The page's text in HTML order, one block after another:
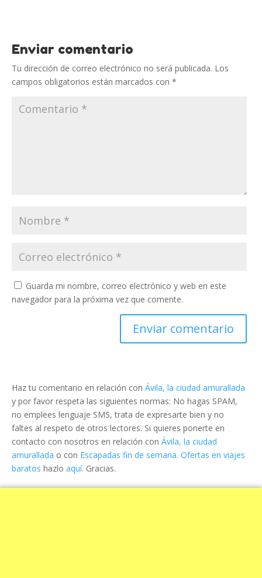
Enviar comentario
Tu dirección de correo electrónico no será publicada. Los
campos obligatorios están marcados con *
Guarda mi nombre, correo electrónico y web en este
navegador para la próxima vez que comente.
Haz tu comentario en relación con Ávila, la ciudad amurallada
y por favor respeta las siguientes normas: No hagas SPAM,
no emplees lenguaje SMS, trata de expresarte bien y no
faltes al respeto de otros lectores. Si quieres ponerte en
contacto con nosotros en relación con Ávila, la ciudad
amurallada o con Escapadas fin de semana. Ofertas en viajes
baratos hazlo aquí. Gracias.